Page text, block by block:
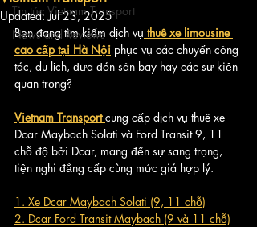
Tin tức Vietnam Transport
News and Reviews
Updated:Jul 23, 2025
Bạn đang tìm kiếm dịch vụ thuê xe limousine
cao cấp tại Hà Nội phục vụ các chuyến công
tác, du lịch, đưa đón sân bay hay các sự kiện
quan trọng?
Vietnam Transport cung cấp dịch vụ thuê xe
Dcar Maybach Solati và Ford Transit 9, 11
chỗ độ bởi Dcar, mang đến sự sang trọng,
tiện nghi đẳng cấp cùng mức giá hợp lý.
1. Xe Dcar Maybach Solati (9, 11 chỗ)
2. Dcar Ford Transit Maybach (9 và 11 chỗ)